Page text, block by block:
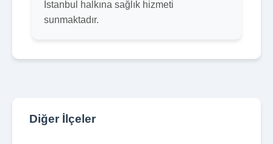
İstanbul halkına sağlık hizmeti
sunmaktadır.
Diğer İlçeler